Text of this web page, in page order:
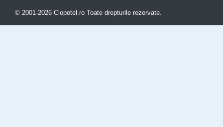
© 2001-2026 Clopotel.ro Toate drepturile rezervate.